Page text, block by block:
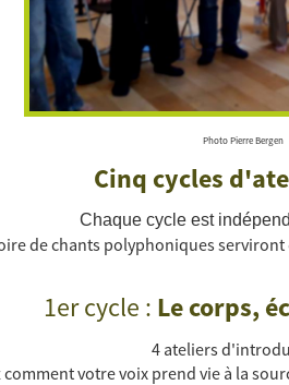
Photo Pierre Bergen
Cinq cycles
Chaque cycle est
de chants polyphoniques
1er cycle : Le corps,
4 ateliers
comment votre voix prend vie à la